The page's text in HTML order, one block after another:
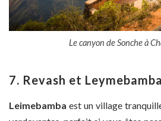
Le canyon de Sonche à
7. Revash et Leymebamba
Leimebamba est un village